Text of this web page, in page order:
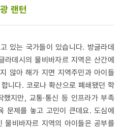
랜턴
있는 국가들이 있습니다. 방글라데
데시의 물비바자르 지역은 산간에
않아 해가 지면 지역주민과 아이들
니다. 코로나 확산으로 폐쇄됐던 학
지만, 교통·통신 등 인프라가 부족
문제를 놓고 고민이 큰데요. 도심에
물비바자르 지역의 아이들은 공부를